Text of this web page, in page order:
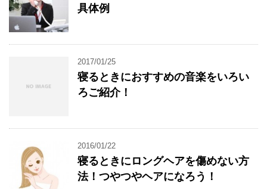
具体例
2017/01/25
寝るときにおすすめの音楽をいろい
ろご紹介！
2016/01/22
寝るときにロングヘアを傷めない方
法！つやつやヘアになろう！